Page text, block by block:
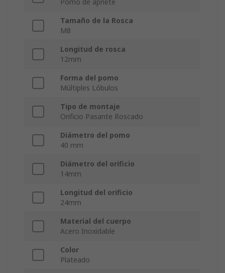
Pomo de apriete
Tamaño de la Rosca
M8
Longitud de rosca
12mm
Forma del pomo
Múltiples Lóbulos
Tipo de montaje
Orificio Pasante Roscado
Diámetro del pomo
40 mm
Diámetro del orificio
14mm
Longitud del orificio
24mm
Material del cuerpo
Acero Inoxidable
Color
Plateado